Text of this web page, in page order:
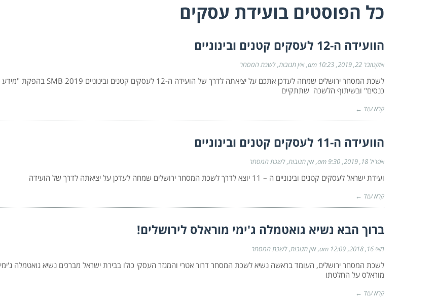
כל הפוסטים בועידת עסקים
הוועידה ה-12 לעסקים קטנים ובינוניים
אוקטובר 22, 2019 10:23 am אין תגובות לשכת המסחר
לשכת המסחר ירושלים שמחה לעדכן אתכם על יציאתה לדרך של הועידה ה-12 לעסקים קטנים ובינוניים 2019 SMB בהפקת "מידע
כנסים" ובשיתוף הלשכה שתתקיים
קרא עוד ←
הוועידה ה-11 לעסקים קטנים ובינוניים
אפריל 18, 2019 9:30 am אין תגובות לשכת המסחר
ועידת ישראל לעסקים קטנים ובינוניים ה – 11 יוצא לדרך לשכת המסחר ירושלים שמחה לעדכן על יציאתה לדרך של הועידה
קרא עוד ←
ברוך הבא נשיא גואטמלה ג'ימי מוראלס לירושלים!
מאי 16, 2018 12:09 am אין תגובות לשכת המסחר
לשכת המסחר ירושלים, העומד בראשה נשיא לשכת המסחר דרור אטרי והמגזר העסקי כולו בבירת ישראל מברכים נשיא גואטמלה ג'ימי
מוראלס על החלטתו
קרא עוד ←